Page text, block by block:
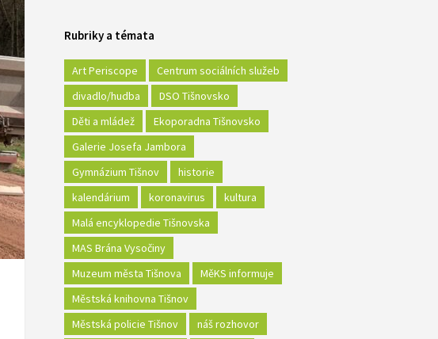
Rubriky a témata
Art Periscope
Centrum sociálních služeb
divadlo/hudba
DSO Tišnovsko
Děti a mládež
Ekoporadna Tišnovsko
Galerie Josefa Jambora
Gymnázium Tišnov
historie
kalendárium
koronavirus
kultura
Malá encyklopedie Tišnovska
MAS Brána Vysočiny
Muzeum města Tišnova
MěKS informuje
Městská knihovna Tišnov
Městská policie Tišnov
náš rozhovor